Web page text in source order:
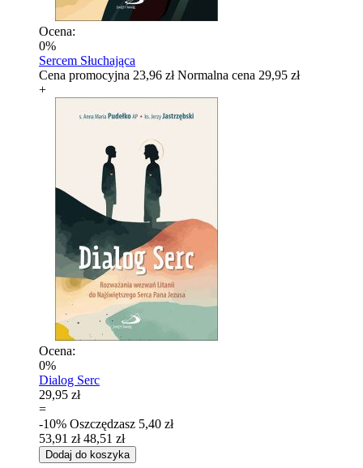
Ocena:
0%
Sercem Słuchająca
Cena promocyjna 23,96 zł Normalna cena 29,95 zł
+
Ocena:
0%
Dialog Serc
29,95 zł
=
-10% Oszczędzasz 5,40 zł
53,91 zł 48,51 zł
Dodaj do koszyka